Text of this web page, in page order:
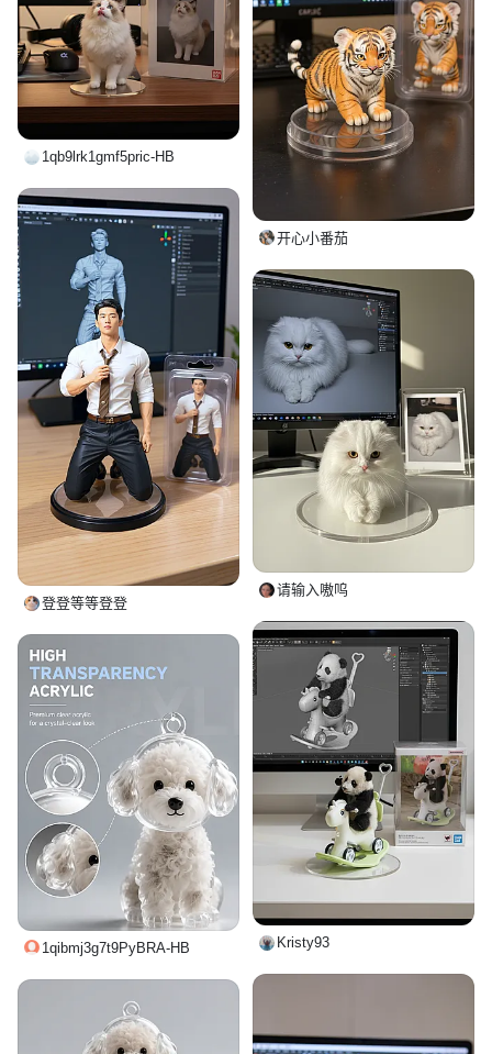
开心小番茄
1qb9lrk1gmf5pric-HB
登登等等登登
请输入嗷呜
Kristy93
1qibmj3g7t9PyBRA-HB